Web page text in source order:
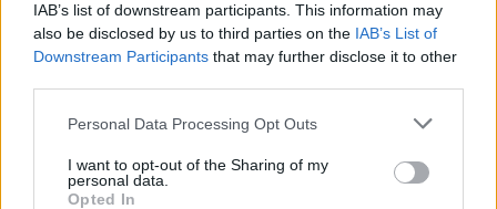
IAB’s list of downstream participants. This information may
also be disclosed by us to third parties on the IAB’s List of
Downstream Participants that may further disclose it to other
Personal Data Processing Opt Outs
I want to opt-out of the Sharing of my
personal data.
Opted In
«Πάντα ήθελα να γίνω μητέρα, απλώς δυσκολεύτηκα πάρα
πολύ. Ήταν αρκετός ο χρόνος που το προσπαθούσα. Έτυχε σε
που νιώθεις ότι θες να τα παρατήσεις, εκεί που λες δεν αντέχω
να δω κι άλλο αρνητικό τεστ, γίνεται ένα θαύμα. 1,5 χρόνο
πάλευα, πέρασα από αποτυχημένες εξωσωματικές, από